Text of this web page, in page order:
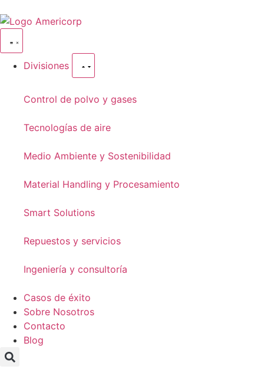
Divisiones
Control de polvo y gases
Tecnologías de aire
Medio Ambiente y Sostenibilidad
Material Handling y Procesamiento
Smart Solutions
Repuestos y servicios
Ingeniería y consultoría
Casos de éxito
Sobre Nosotros
Contacto
Blog